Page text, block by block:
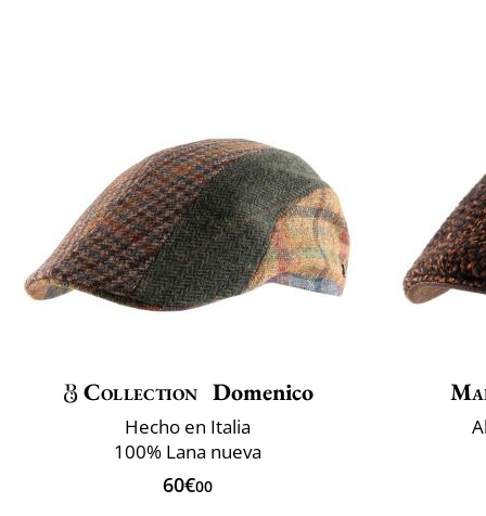
Collection Domenico
Hecho en Italia
100% Lana nueva
60€00